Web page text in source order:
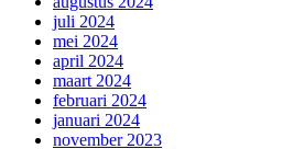
juli 2024
mei 2024
april 2024
maart 2024
februari 2024
januari 2024
november 2023